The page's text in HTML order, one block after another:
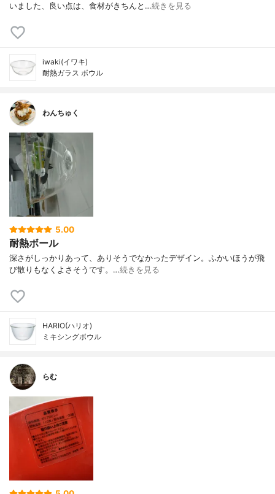
いました、良い点は、食材がきちんと…続きを見る
iwaki(イワキ)
耐熱ガラス ボウル
わんちゅく
5.00
耐熱ボール
深さがしっかりあって、ありそうでなかったデザイン。ふかいほうが飛
び散りもなくよさそうです。…続きを見る
HARIO(ハリオ)
ミキシングボウル
らむ